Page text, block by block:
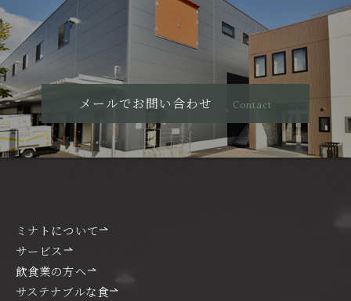
メールでお問い合わせ Contact
ミナトについて
サービス
飲食業の方へ
サステナブルな食